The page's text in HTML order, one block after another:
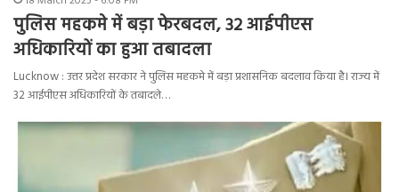
पुलिस महकमे में बड़ा फेरबदल, 32 आईपीएस
अधिकारियों का हुआ तबादला
Lucknow : उत्तर प्रदेश सरकार ने पुलिस महकमे में बड़ा प्रशासनिक बदलाव किया है। राज्य में
32 आईपीएस अधिकारियों के तबादले…